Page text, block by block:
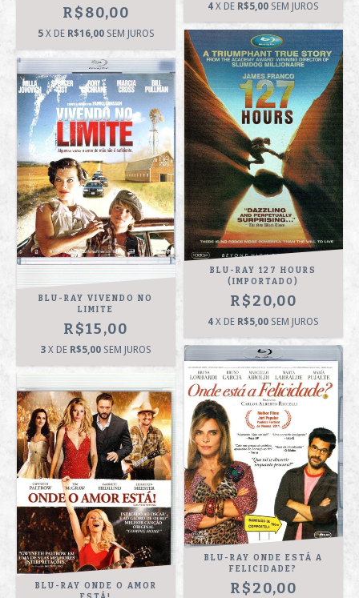
R$80,00
5 X DE R$16,00 SEM JUROS
4 X DE R$5,00 SEM JUROS
BLU-RAY VIVENDO NO
LIMITE
R$15,00
3 X DE R$5,00 SEM JUROS
BLU-RAY 127 HOURS
(IMPORTADO)
R$20,00
4 X DE R$5,00 SEM JUROS
BLU-RAY ONDE O AMOR
BLU-RAY ONDE ESTÁ A
FELICIDADE?
R$20,00